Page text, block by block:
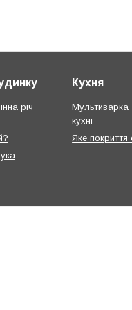
річ
Кухня
Мультиварка
кухні
Яке покриття